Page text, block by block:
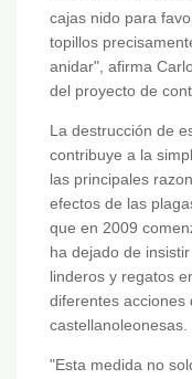
cajas nido para
topillos
anidar", afirma
del proyecto de
La destrucción de
contribuye a la
las principales
efectos de las
que en 2009
ha dejado de
linderos y regatos
diferentes acciones
castellanoleonesas.
"Esta medida no